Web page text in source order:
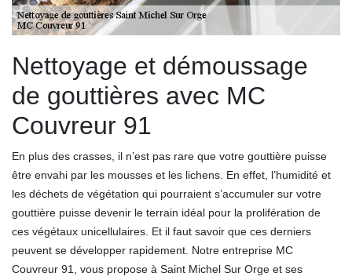
Nettoyage et démoussage
de gouttières avec MC
Couvreur 91
En plus des crasses, il n’est pas rare que votre gouttière puisse
être envahi par les mousses et les lichens. En effet, l’humidité et
les déchets de végétation qui pourraient s’accumuler sur votre
gouttière puisse devenir le terrain idéal pour la prolifération de
ces végétaux unicellulaires. Et il faut savoir que ces derniers
peuvent se développer rapidement. Notre entreprise MC
Couvreur 91, vous propose à Saint Michel Sur Orge et ses